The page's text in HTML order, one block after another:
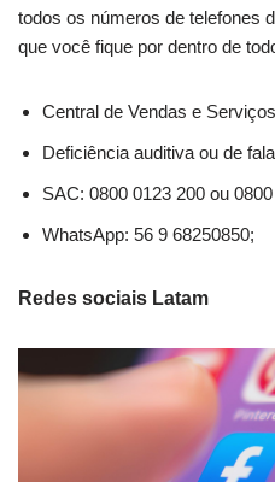
todos os números de telefones
que você fique por dentro de
Central de Vendas e
Deficiência auditiva ou de
SAC: 0800 0123 200 ou
WhatsApp: 56 9 68250850;
Redes sociais Latam